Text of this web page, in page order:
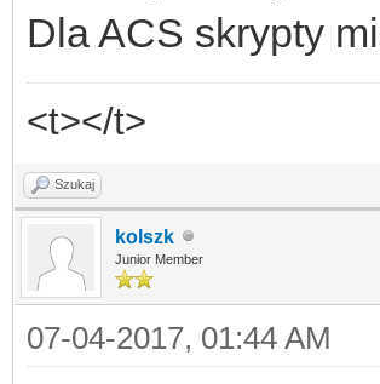
Dla ACS skrypty
<t></t>
Szukaj
kolszk
Junior Member
07-04-2017, 01:44 AM